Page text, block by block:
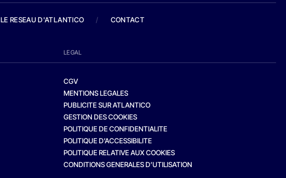
LE RESEAU D'ATLANTICO / CONTACT
LEGAL
CGV
MENTIONS LEGALES
PUBLICITE SUR ATLANTICO
GESTION DES COOKIES
POLITIQUE DE CONFIDENTIALITE
POLITIQUE D’ACCESSIBILITE
POLITIQUE RELATIVE AUX COOKIES
CONDITIONS GENERALES D’UTILISATION